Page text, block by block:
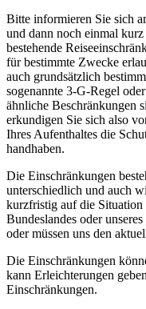
Bitte informieren Sie sich
und dann noch einmal
bestehende
für bestimmte Zwecke
auch grundsätzlich
sogenannte 3-G-Regel
ähnliche Beschränkungen
erkundigen Sie sich also
Ihres Aufenthaltes die
handhaben.
Die Einschränkungen
unterschiedlich und auch
kurzfristig auf die Situation
Bundeslandes oder
oder müssen uns den
Die Einschränkungen
kann Erleichterungen
Einschränkungen.